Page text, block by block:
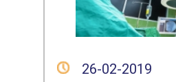
26-02-2019